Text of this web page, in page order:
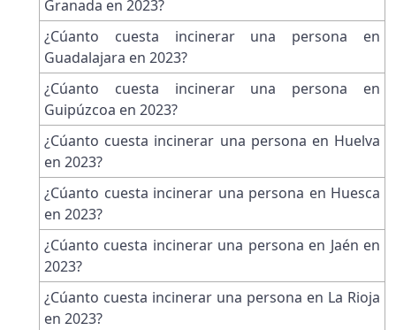
Granada en 2023?
¿Cúanto cuesta incinerar una persona en
Guadalajara en 2023?
¿Cúanto cuesta incinerar una persona en
Guipúzcoa en 2023?
¿Cúanto cuesta incinerar una persona en Huelva
en 2023?
¿Cúanto cuesta incinerar una persona en Huesca
en 2023?
¿Cúanto cuesta incinerar una persona en Jaén en
2023?
¿Cúanto cuesta incinerar una persona en La Rioja
en 2023?